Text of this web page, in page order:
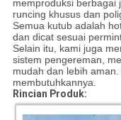
memproduksi berbagai
runcing khusus dan
Semua kutub adalah
dan dicat sesuai
Selain itu, kami juga
sistem pengereman,
mudah dan lebih aman.
membutuhkannya.
Rincian Produk: